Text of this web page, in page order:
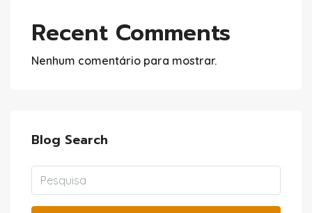
Recent Comments
Nenhum comentário para mostrar.
Blog Search